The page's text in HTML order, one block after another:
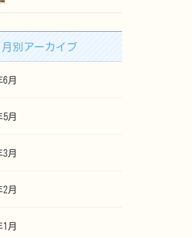
月別アーカイブ
6月
5月
3月
2月
1月